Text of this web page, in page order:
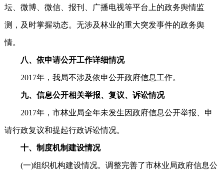
坛、微博、微信、报刊、广播电视等平台上的政务舆情监
测，及时掌握动态。无涉及林业的重大突发事件的政务舆
情。
八、依申请公开工作详细情况
2017年，我局不涉及依申公开政府信息工作。
九、信息公开相关举报、复议、诉讼情况
2017年，市林业局全年未发生因政府信息公开举报、申
请行政复议和提起行政诉讼情况。
十、制度机制建设情况
(一)组织机构建设情况。调整完善了市林业局政府信息公